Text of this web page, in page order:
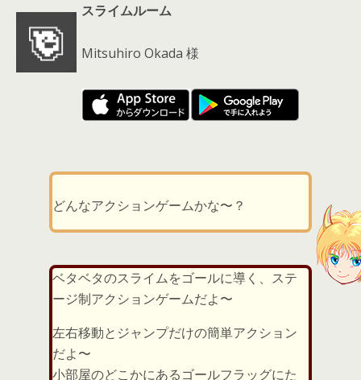
スライムルーム
Mitsuhiro Okada 様
どんなアクションゲームかな〜？
ベタベタのスライムをゴールに導く、ステ
ージ制アクションゲームだよ〜
左右移動とジャンプだけの簡単アクション
だよ〜
小部屋のどこかにあるゴールフラッグにた